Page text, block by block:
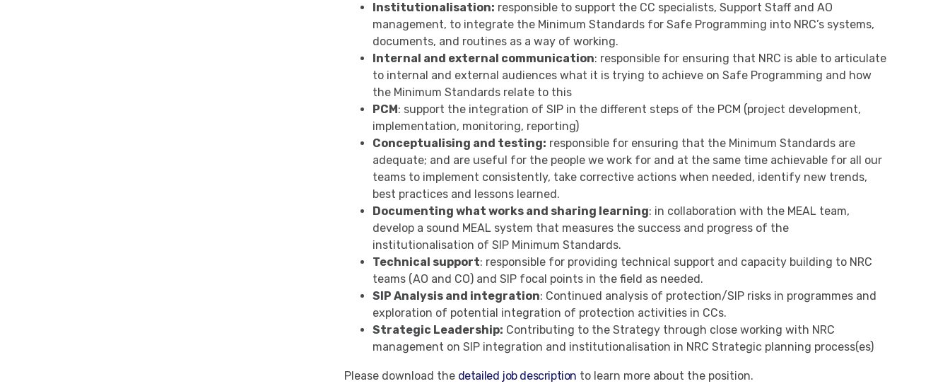
Institutionalisation: responsible to support the CC specialists, Support Staff and AO
management, to integrate the Minimum Standards for Safe Programming into NRC’s systems,
documents, and routines as a way of working.
Internal and external communication: responsible for ensuring that NRC is able to articulate
to internal and external audiences what it is trying to achieve on Safe Programming and how
the Minimum Standards relate to this
PCM: support the integration of SIP in the different steps of the PCM (project development,
implementation, monitoring, reporting)
Conceptualising and testing: responsible for ensuring that the Minimum Standards are
adequate; and are useful for the people we work for and at the same time achievable for all our
teams to implement consistently, take corrective actions when needed, identify new trends,
best practices and lessons learned.
Documenting what works and sharing learning: in collaboration with the MEAL team,
develop a sound MEAL system that measures the success and progress of the
institutionalisation of SIP Minimum Standards.
Technical support: responsible for providing technical support and capacity building to NRC
teams (AO and CO) and SIP focal points in the field as needed.
SIP Analysis and integration: Continued analysis of protection/SIP risks in programmes and
exploration of potential integration of protection activities in CCs.
Strategic Leadership: Contributing to the Strategy through close working with NRC
management on SIP integration and institutionalisation in NRC Strategic planning process(es)
Please download the detailed job description to learn more about the position.